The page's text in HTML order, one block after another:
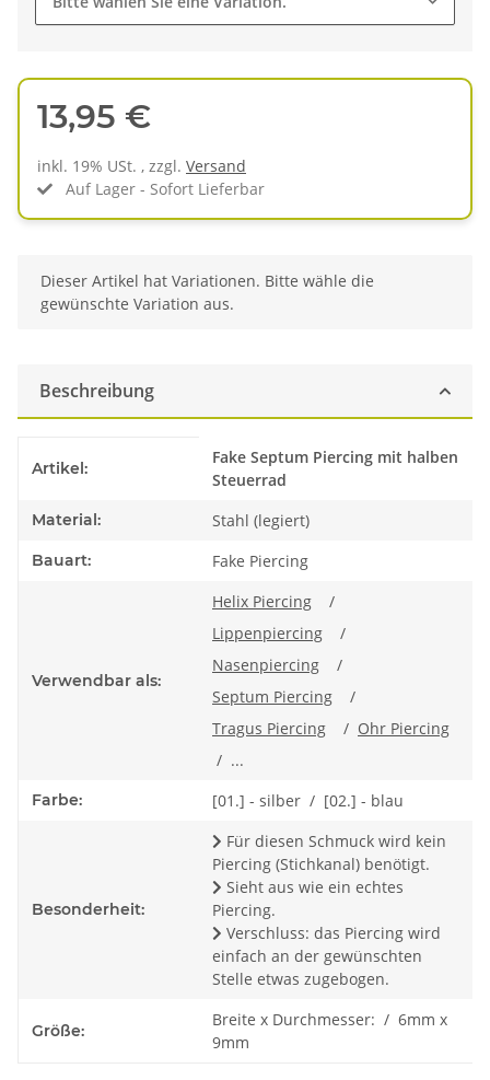
13,95 €
inkl. 19% USt. , zzgl. Versand
Auf Lager - Sofort Lieferbar
x
Dieser Artikel hat Variationen. Bitte wähle die
gewünschte Variation aus.
Beschreibung
Artikel:
Fake Septum Piercing mit halben
Steuerrad
Material: Stahl (legiert)
Bauart: Fake Piercing
Verwendbar als:
Helix Piercing
/
Lippenpiercing
/
Nasenpiercing
/
Septum Piercing
/
Tragus Piercing
/ Ohr Piercing
/ ...
Farbe: [01.] - silber / [02.] - blau
Besonderheit:
Für diesen Schmuck wird kein
Piercing (Stichkanal) benötigt.
Sieht aus wie ein echtes
Piercing.
Verschluss: das Piercing wird
einfach an der gewünschten
Stelle etwas zugebogen.
Größe:
Breite x Durchmesser: / 6mm x
9mm